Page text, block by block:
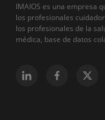
IMAIOS es una empresa
los profesionales
los profesionales de la
médica, base de datos